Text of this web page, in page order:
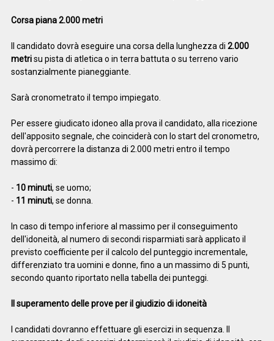
Corsa piana 2.000 metri
Il candidato dovrà eseguire una corsa della lunghezza di 2.000
metrisu pista di atletica o in terra battuta o su terreno vario
sostanzialmente pianeggiante.
Sarà cronometrato il tempo impiegato.
Per essere giudicato idoneo alla prova il candidato, alla ricezione
dell'apposito segnale, che coinciderà con lo start del cronometro,
dovrà percorrere la distanza di 2.000 metri entro il tempo
massimo di:
- 10 minuti, se uomo;
- 11 minuti, se donna.
In caso di tempo inferiore al massimo per il conseguimento
dell'idoneità, al numero di secondi risparmiati sarà applicato il
previsto coefficiente per il calcolo del punteggio incrementale,
differenziato tra uomini e donne, fino a un massimo di 5 punti,
secondo quanto riportato nella tabella dei punteggi.
Il superamento delle prove per il giudizio di idoneità
I candidati dovranno effettuare gli esercizi in sequenza. Il